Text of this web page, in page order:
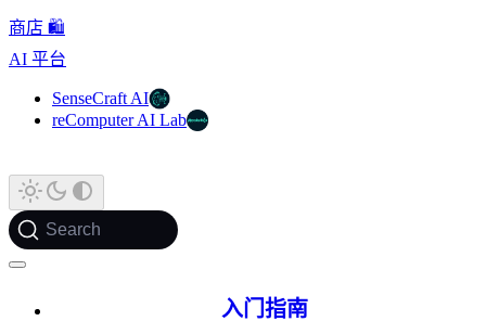
商店 🛍️
AI 平台
SenseCraft AI
reComputer AI Lab
Search
入门指南